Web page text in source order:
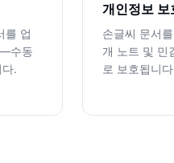
를 업
—수동
.
개인정보 보
손글씨 문서
개 노트 및 민
로 보호됩니